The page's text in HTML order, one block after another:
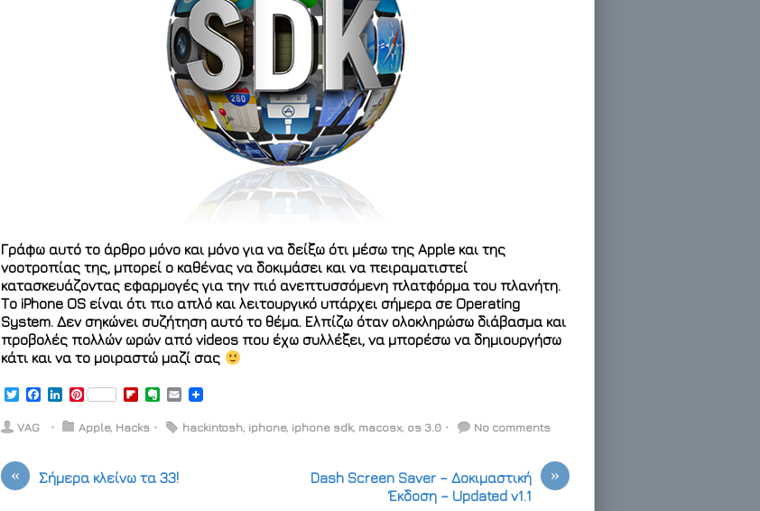
Γράφω αυτό το άρθρο μόνο και μόνο για να δείξω ότι μέσω της Apple και της
νοοτροπίας της, μπορεί ο καθένας να δοκιμάσει και να πειραματιστεί
κατασκευάζοντας εφαρμογές για την πιό ανεπτυσσόμενη πλατφόρμα του πλανήτη.
Το iPhone OS είναι ότι πιο απλό και λειτουργικό υπάρχει σήμερα σε Operating
System. Δεν σηκώνει συζήτηση αυτό το θέμα. Ελπίζω όταν ολοκληρώσω διάβασμα και
προβολές πολλών ωρών από videos που έχω συλλέξει, να μπορέσω να δημιουργήσω
κάτι και να το μοιραστώ μαζί σας
T
i
e
F
o
L
n
I
P
n
t
e
F
i
a
e
t
E
a
VAG ⋅ Apple, Hacks ⋅ hackintosh, iphone, iphone sdk, macosx, os 3.0 ⋅ No comments
« Σήμερα κλείνω τα 33! »
Dash Screen Saver – Δοκιμαστική
Έκδοση – Updated v1.1